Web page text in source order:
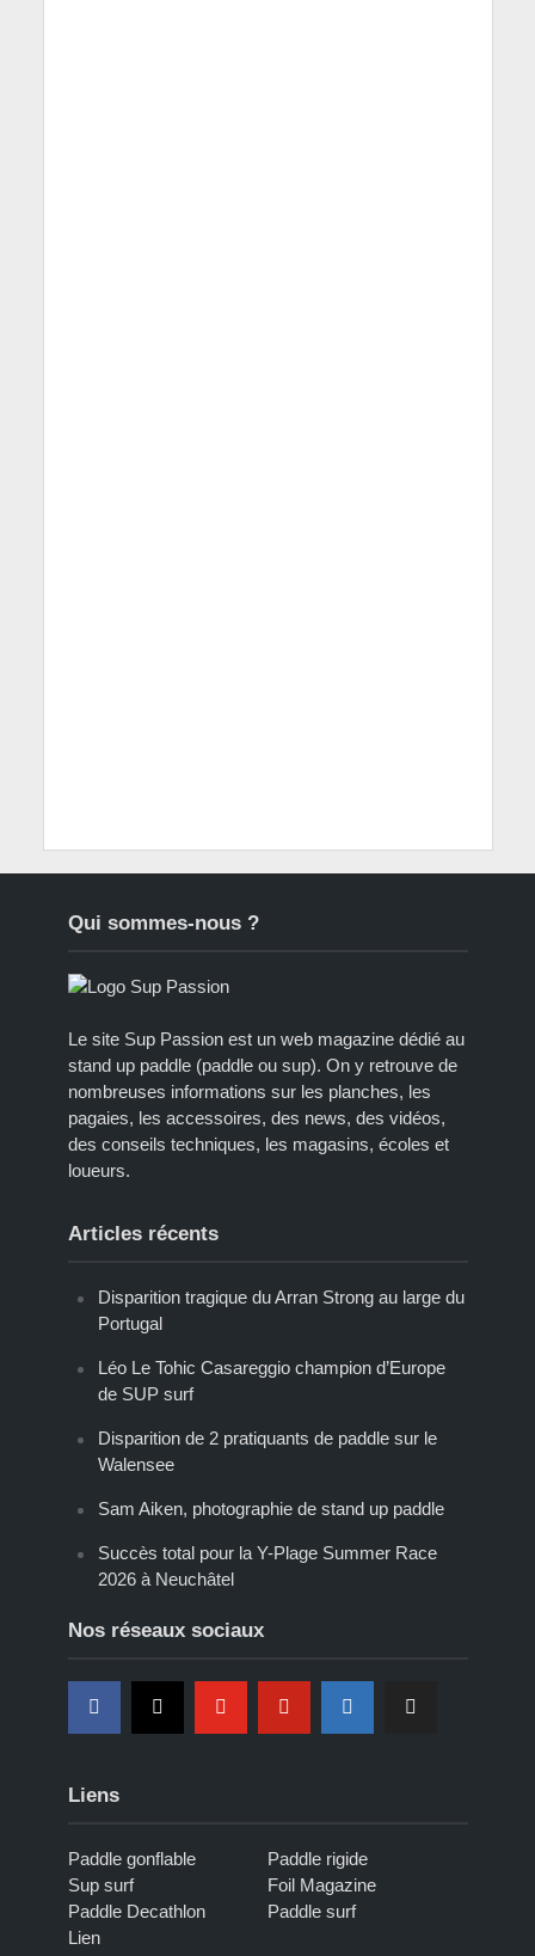
Qui sommes-nous ?
Le site Sup Passion est un web magazine dédié au
stand up paddle (paddle ou sup). On y retrouve de
nombreuses informations sur les planches, les
pagaies, les accessoires, des news, des vidéos,
des conseils techniques, les magasins, écoles et
loueurs.
Articles récents
Disparition tragique du Arran Strong au large du
Portugal
Léo Le Tohic Casareggio champion d’Europe
de SUP surf
Disparition de 2 pratiquants de paddle sur le
Walensee
Sam Aiken, photographie de stand up paddle
Succès total pour la Y-Plage Summer Race
2026 à Neuchâtel
Nos réseaux sociaux
Liens
Paddle gonflable
Paddle rigide
Sup surf
Foil Magazine
Paddle Decathlon
Paddle surf
Lien